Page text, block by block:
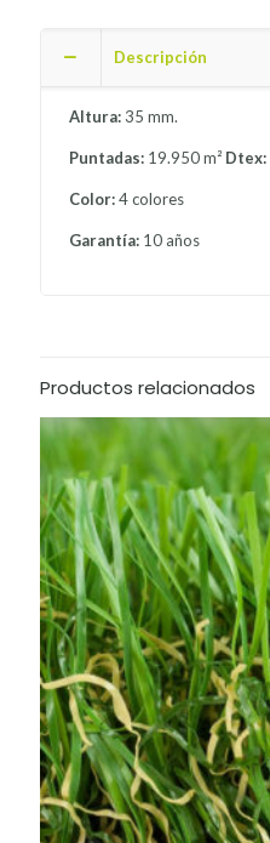
Descripción
Altura: 35 mm.
Puntadas: 19.950 m² Dtex:
Color:4 colores
Garantía: 10 años
Productos relacionados